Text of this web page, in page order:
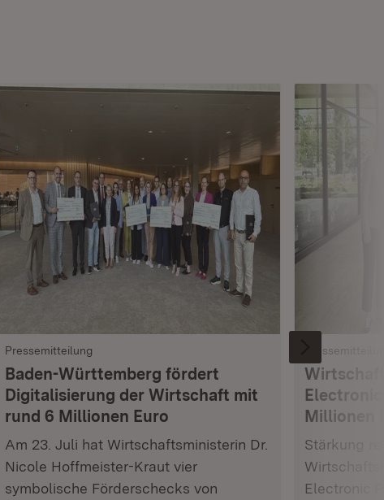
Pressemitteilung
Baden-Württemberg fördert
Digitalisierung der Wirtschaft mit
rund 6 Millionen Euro
Am 23. Juli hat Wirtschaftsministerin Dr.
Nicole Hoffmeister-Kraut vier
symbolische Förderschecks von
Millionen
Stärkung
Electronic